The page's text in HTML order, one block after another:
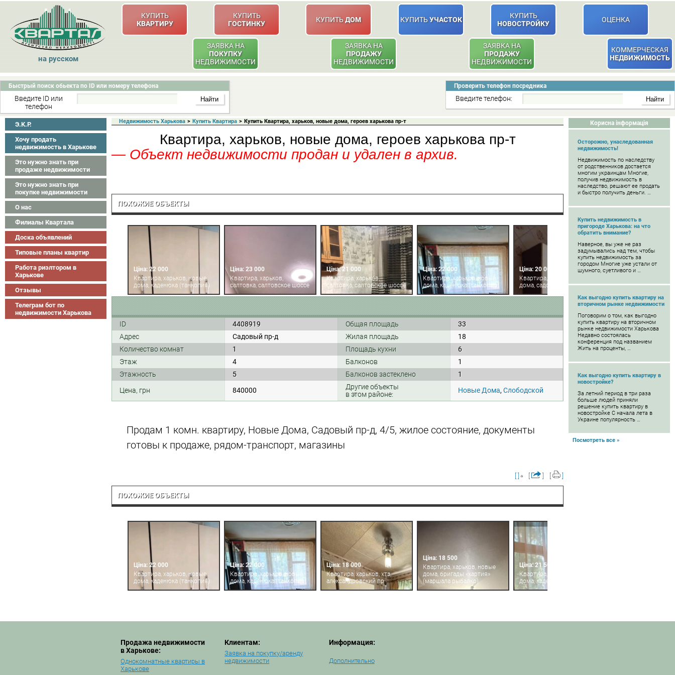
на русском
КУПИТЬ
КВАРТИРУ
КУПИТЬ
ГОСТИНКУ
КУПИТЬДОМ КУПИТЬУЧАСТОК
КУПИТЬ
НОВОСТРОЙКУ
ОЦЕНКА
ЗАЯВКА НА
ПОКУПКУ
НЕДВИЖИМОСТИ
ЗАЯВКА НА
ПРОДАЖУ
НЕДВИЖИМОСТИ
ЗАЯВКА НА
ПРОДАЖУ
НЕДВИЖИМОСТИ
КОММЕРЧЕСКАЯ
НЕДВИЖИМОСТЬ
Быстрый поиск обьекта по ID или номеру телефона
Введите ID или
телефон
Проверить телефон посредника
Введите телефон:
Э.K.P.
Хочу продать
недвижимость в Харькове
Это нужно знать при
продаже недвижимости
Это нужно знать при
покупке недвижимости
О нас
Филиалы Квартала
Доска объявлений
Типовые планы квартир
Работа риэлтором в
Харькове
Отзывы
Телеграм бот по
недвижимости Харькова
Корисна інформація
Осторожно, унаследованная
недвижимость!
Недвижимость по наследству
от родственников достается
многим украинцам Многие,
получив недвижимость в
наследство, решают ее продать
и быстро получить деньги. …
Купить недвижимость в
пригороде Харькова: на что
обратить внимание?
Наверное, вы уже не раз
задумывались над тем, чтобы
купить недвижимость за
городом Многие уже устали от
шумного, суетливого и …
Как выгодно купить квартиру на
вторичном рынке недвижимости
Поговорим о том, как выгодно
купить квартиру на вторичном
рынке недвижимости Харькова
Недавно состоялась
конференция под названием
Жить на проценты, …
Как выгодно купить квартиру в
новостройке?
За летний период в три раза
больше людей приняли
решение купить квартиру в
новостройке С начала лета в
Украине популярность …
Посмотреть все »
Недвижимость Харькова > Купить Квартира > Купить Квартира, харьков, новые дома, героев харькова пр-т
Квартира, харьков, новые дома, героев харькова пр-т
— Объект недвижимости продан и удален в архив.
ПОХОЖИЕ ОБЪЕКТЫ
Ціна: 22 000
Квартира, харьков, новые
дома, каденюка (танкопия)
Ціна: 23 000
Квартира, харьков,
салтовка, салтовское шоссе
Ціна: 21 000
Квартира, харьков,
салтовка, салтовское шоссе
Ціна: 22 000
Квартира, харьков, новые
дома, каденюка (танкопия)
Ціна: 20 000
Квартира, харьков, новые
дома, садовый пр-д
ID 4408919 Общая площадь
33
Адрес
Садовый пр-д Жилая площадь
18
Количество комнат
1 Площадь кухни
6
Этаж
4 Балконов
1
Этажность
5 Балконов застеклено
1
Цена, грн
840000
Другие объекты
в этом районе:
Новые Дома, Слободской
Продам 1 комн. квартиру, Новые Дома, Садовый пр-д, 4/5, жилое состояние, документы
готовы к продаже, рядом-транспорт, магазины
ПОХОЖИЕ ОБЪЕКТЫ
Ціна: 22 000
Квартира, харьков, новые
дома, каденюка (танкопия)
Ціна: 22 000
Квартира, харьков, новые
дома, каденюка (танкопия)
Ціна: 18 000
Квартира, харьков, хтз,
александровский пр.
Ціна: 18 500
Квартира, харьков, новые
дома, бригады «хартия»
(маршала рыбалко)
Ціна: 21 500
Квартира, харьков, новые
дома, каденюка (танкопия)
Продажа недвижимости
в Харькове:
Однокомнатные квартиры в
Харькове
Клиентам:
Заявка на покупку/аренду
недвижимости
Информация:
Дополнительно